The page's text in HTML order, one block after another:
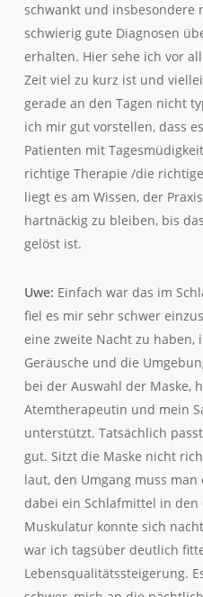
schwankt und insbesondere
schwierig gute Diagnosen
erhalten. Hier sehe ich vor
Zeit viel zu kurz ist und
gerade an den Tagen nicht
ich mir gut vorstellen, dass
Patienten mit
richtige Therapie /die
liegt es am Wissen, der
hartnäckig zu bleiben, bis
gelöst ist.
Uwe: Einfach war das im
fiel es mir sehr schwer
eine zweite Nacht zu haben,
Geräusche und die
bei der Auswahl der Maske,
Atemtherapeutin und mein
unterstützt. Tatsächlich
gut. Sitzt die Maske nicht
laut, den Umgang muss
dabei ein Schlafmittel in den
Muskulatur konnte sich
war ich tagsüber deutlich
Lebensqualitätssteigerung.